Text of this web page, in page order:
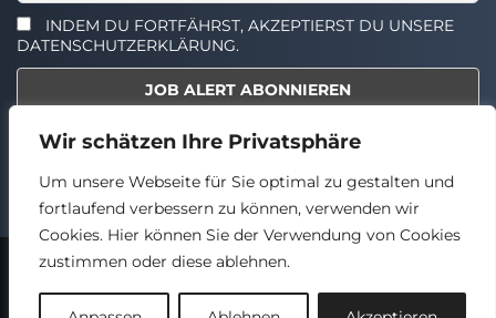
Wir schätzen Ihre Privatsphäre
Um unsere Webseite für Sie optimal zu gestalten und
fortlaufend verbessern zu können, verwenden wir
Cookies. Hier können Sie der Verwendung von Cookies
zustimmen oder diese ablehnen.
INDEM DU FORTFÄHRST, AKZEPTIERST DU UNSERE
DATENSCHUTZERKLÄRUNG.
Select the widget you want to show.